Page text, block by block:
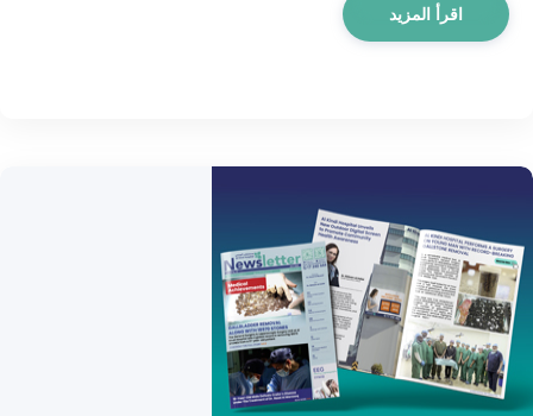
اقرأ المزيد